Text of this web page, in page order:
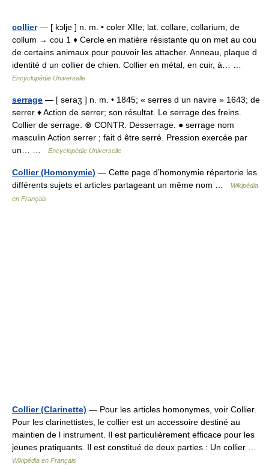
collier— [ kɔlje ] n. m. • coler XIIe; lat. collare, collarium, de
collum → cou 1 ♦ Cercle en matière résistante qu on met au cou
de certains animaux pour pouvoir les attacher. Anneau, plaque d
identité d un collier de chien. Collier en métal, en cuir, à… …
Encyclopédie Universelle
serrage — [ seraʒ ] n. m. • 1845; « serres d un navire » 1643; de
serrer ♦ Action de serrer; son résultat. Le serrage des freins.
Collier de serrage. ⊗ CONTR. Desserrage. ● serrage nom
masculin Action serrer ; fait d être serré. Pression exercée par
un… …
Encyclopédie Universelle
Collier (Homonymie) — Cette page d’homonymie répertorie les
différents sujets et articles partageant un même nom …
Wikipédia
en Français
Collier (Clarinette) — Pour les articles homonymes, voir Collier.
Pour les clarinettistes, le collier est un accessoire destiné au
maintien de l instrument. Il est particulièrement efficace pour les
jeunes pratiquants. Il est constitué de deux parties : Un collier …
Wikipédia en Français